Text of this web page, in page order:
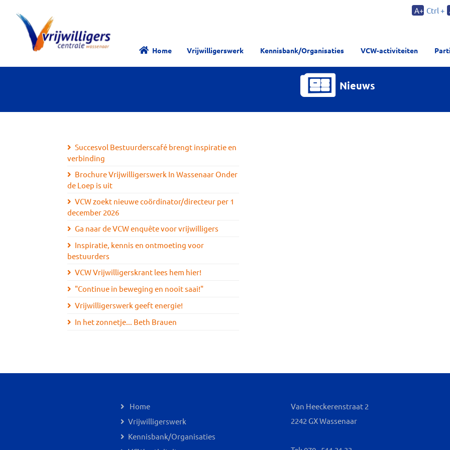
A+ Ctrl +
Home Vrijwilligerswerk Kennisbank/Organisaties VCW-activiteiten
Nieuws
Succesvol Bestuurderscafé brengt inspiratie en
verbinding
Brochure Vrijwilligerswerk In Wassenaar Onder
de Loep is uit
VCW zoekt nieuwe coördinator/directeur per 1
december 2026
Ga naar de VCW enquête voor vrijwilligers
Inspiratie, kennis en ontmoeting voor
bestuurders
VCW Vrijwilligerskrant lees hem hier!
"Continue in beweging en nooit saai!"
Vrijwilligerswerk geeft energie!
In het zonnetje... Beth Brauen
Home
Vrijwilligerswerk
Kennisbank/Organisaties
Van Heeckerenstraat 2
2242 GX Wassenaar